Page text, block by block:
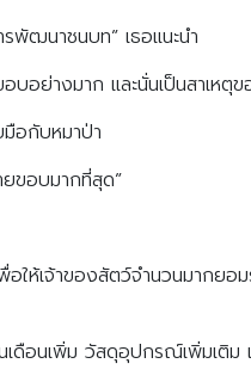
พัฒนาชนบท” เธอแนะนำ
ย่างมาก และนั่นเป็นสาเหตุข
อกับหมาป่า
ขอบมากที่สุด”
จ้าของสัตว์จำนวนมากยอ
นเพิ่ม วัสดุอุปกรณ์เพิ่มเติม